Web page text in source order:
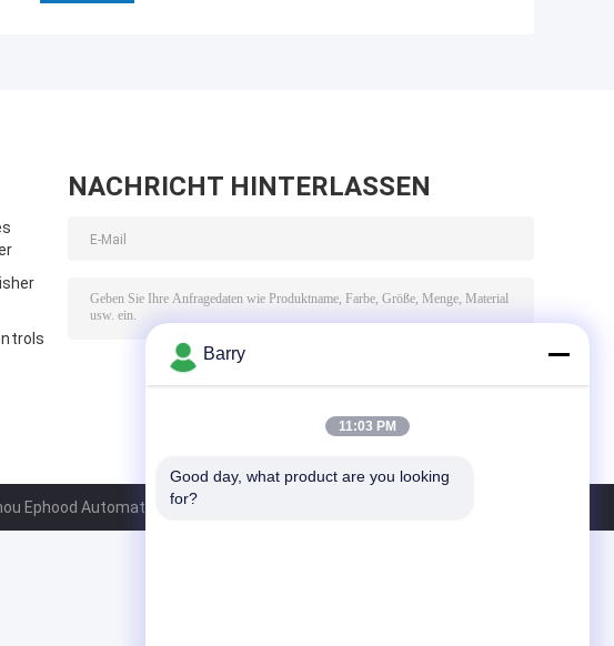
NACHRICHT HINTERLASSEN
Ephood Automation Equipment Co., Ltd.. All Rights Reserved.
Barry
11:03 PM
Good day, what product are you looking
for?